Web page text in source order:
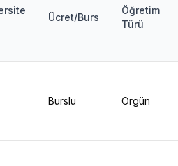
Ücret/Burs
Öğretim
Türü
Burslu Örgün